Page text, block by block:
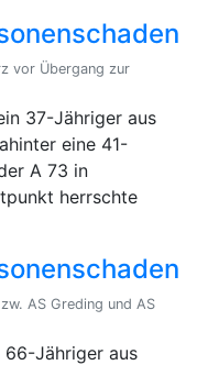
vor Übergang zur
37-Jähriger aus
eine 41-
A 73 in
herrschte
AS Greding und AS
Jähriger aus